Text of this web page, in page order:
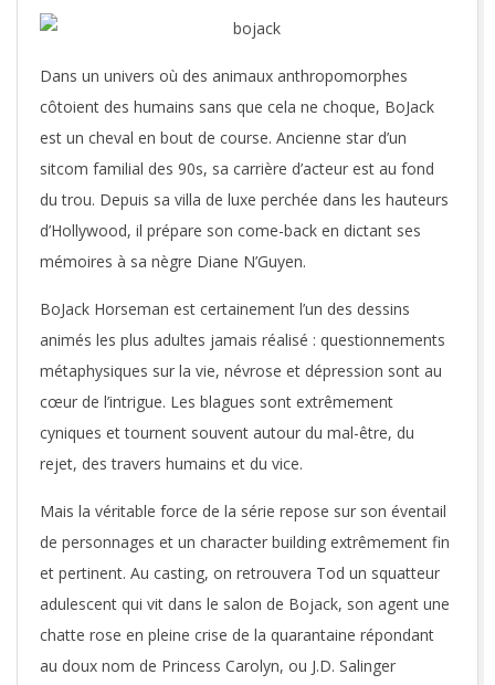
Dans un univers où des animaux anthropomorphes
côtoient des humains sans que cela ne choque, BoJack
est un cheval en bout de course. Ancienne star d’un
sitcom familial des 90s, sa carrière d’acteur est au fond
du trou. Depuis sa villa de luxe perchée dans les hauteurs
d’Hollywood, il prépare son come-back en dictant ses
mémoires à sa nègre Diane N’Guyen.
BoJack Horseman est certainement l’un des dessins
animés les plus adultes jamais réalisé : questionnements
métaphysiques sur la vie, névrose et dépression sont au
cœur de l’intrigue. Les blagues sont extrêmement
cyniques et tournent souvent autour du mal-être, du
rejet, des travers humains et du vice.
Mais la véritable force de la série repose sur son éventail
de personnages et un character building extrêmement fin
et pertinent. Au casting, on retrouvera Tod un squatteur
adulescent qui vit dans le salon de Bojack, son agent une
chatte rose en pleine crise de la quarantaine répondant
au doux nom de Princess Carolyn, ou J.D. Salinger